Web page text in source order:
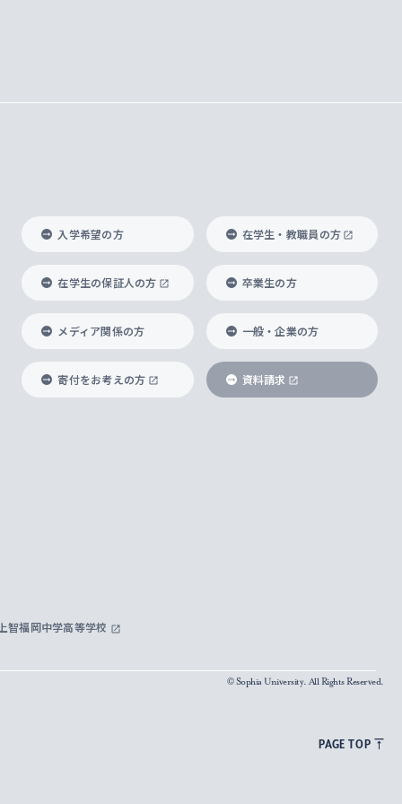
入学希望の方 在学生・教職員の方
在学生の保証人の方 卒業生の方
メディア関係の方 一般・企業の方
寄付をお考えの方 資料請求
智福岡中学高等学校
© Sophia University. All Rights Reserved.
PAGE TOP